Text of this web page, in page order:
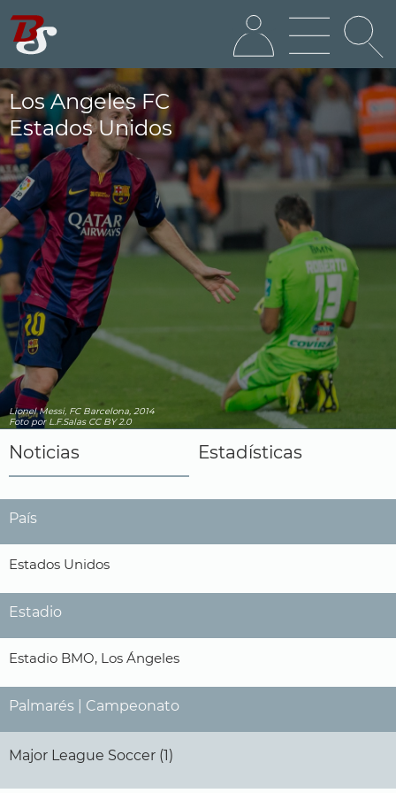
Los Angeles FC
Estados Unidos
Lionel Messi, FC Barcelona, 2014
Fotopor L.F.Salas CC BY 2.0
Noticias Estadísticas
País
Estados Unidos
Estadio
Estadio BMO, Los Ángeles
Palmarés | Campeonato
Major League Soccer (1)